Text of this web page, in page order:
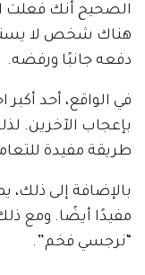
الصحيح أنك فعلت
هناك شخص لا
دفعه جانبًا ورفضه.
في الواقع، أحد
بإعجاب الآخرين.
طريقة مفيدة
بالإضافة إلى
مفيدًا أيضًا. ومع
“نرجسي فخم”.